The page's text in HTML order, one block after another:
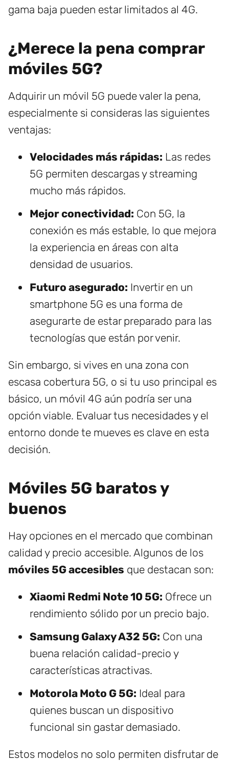
gama baja pueden estar limitados al 4G.
¿Merece la pena comprar
móviles 5G?
Adquirir un móvil 5G puede valer la pena,
especialmente si consideras las siguientes
ventajas:
Velocidades más rápidas: Las redes
5G permiten descargas y streaming
mucho más rápidos.
Mejor conectividad: Con 5G, la
conexión es más estable, lo que mejora
la experiencia en áreas con alta
densidad de usuarios.
Futuro asegurado: Invertir en un
smartphone 5G es una forma de
asegurarte de estar preparado para las
tecnologías que están por venir.
Sin embargo, si vives en una zona con
escasa cobertura 5G, o si tu uso principal es
básico, un móvil 4G aún podría ser una
opción viable. Evaluar tus necesidades y el
entorno donde te mueves es clave en esta
decisión.
Móviles 5G baratos y
buenos
Hay opciones en el mercado que combinan
calidad y precio accesible. Algunos de los
móviles 5G accesibles que destacan son:
Xiaomi Redmi Note 10 5G: Ofrece un
rendimiento sólido por un precio bajo.
Samsung Galaxy A32 5G: Con una
buena relación calidad-precio y
características atractivas.
Motorola Moto G 5G: Ideal para
quienes buscan un dispositivo
funcional sin gastar demasiado.
Estos modelos no solo permiten disfrutar de